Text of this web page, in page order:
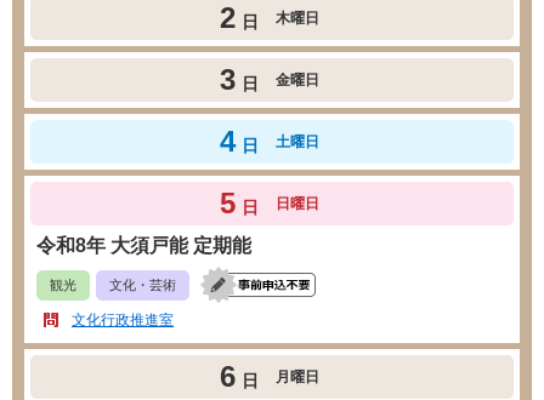
2 日 木曜日
3 日 金曜日
4 日 土曜日
5 日 日曜日
令和8年 大須戸能 定期能
観光 文化・芸術
文化行政推進室
6 日 月曜日